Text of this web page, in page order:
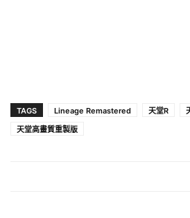
TAGS Lineage Remastered 天堂R
天堂高畫質重製版